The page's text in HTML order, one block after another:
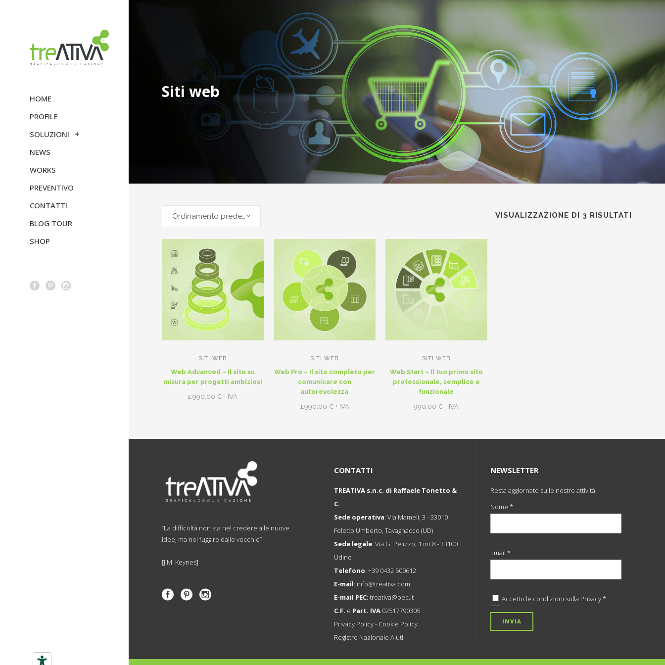
HOME
PROFILE
SOLUZIONI
NEWS
WORKS
PREVENTIVO
CONTATTI
BLOG TOUR
SHOP
Siti web
VISUALIZZAZIONE DI 3 RISULTATI
SITI WEB
Web Advanced – Il sito su
misura per progetti ambiziosi
2.990,00 € + IVA
SITI WEB
Web Pro – Il sito completo per
comunicare con
autorevolezza
1.990,00 € + IVA
SITI WEB
Web Start – Il tuo primo sito
professionale, semplice e
funzionale
990,00 € + IVA
“La difficoltà non sta nel credere alle nuove
idee, ma nel fuggire dalle vecchie”
[J.M. Keynes]
CONTATTI
TREATIVA s.n.c. di Raffaele Tonetto &
C.
Sede operativa: Via Mameli, 3 - 33010
Feletto Umberto, Tavagnacco (UD)
Sede legale: Via G. Pelizzo, 1 int.8 - 33100
Udine
Telefono: +39 0432 500612
E-mail: info@treativa.com
E-mail PEC: treativa@pec.it
C.F. e Part. IVA02517790305
Privacy Policy- Cookie Policy
Registro Nazionale Aiuti
NEWSLETTER
Resta aggiornato sulle nostre attività
Nome *
Email *
Accetto le condizioni sulla Privacy *